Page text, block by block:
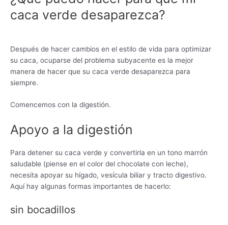
caca verde desaparezca?
Después de hacer cambios en el estilo de vida para optimizar
su caca, ocuparse del problema subyacente es la mejor
manera de hacer que su caca verde desaparezca para
siempre.
Comencemos con la digestión.
Apoyo a la digestión
Para detener su caca verde y convertirla en un tono marrón
saludable (piense en el color del chocolate con leche),
necesita apoyar su hígado, vesícula biliar y tracto digestivo.
Aquí hay algunas formas importantes de hacerlo:
sin bocadillos